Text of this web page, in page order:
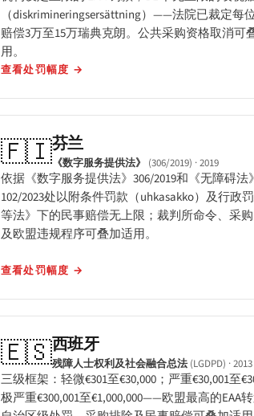
（diskrimineringsersättning）——法院已裁定每
赔偿3万至15万瑞典克朗。公共采购资格取消可
用。
查看处罚幅度 →
🇫🇮芬兰
《数字服务提供法》 (306/2019) · 2019
依据《数字服务提供法》306/2019和《无障碍法》
102/2023处以附条件罚款（uhkasakko）及行政
等法》下的民事赔偿无上限；裁判所命令、采
及欧盟违规程序可叠加适用。
查看处罚幅度 →
🇪🇸西班牙
残障人士权利及社会融合总法 (LGDPD) · 2013
三级框架：轻微€301至€30,000；严重€30,001至
极严重€300,001至€1,000,000——欧盟最高的EAA转